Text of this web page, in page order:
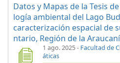
Datos y Mapas de la Tesis
logía ambiental del Lago
caracterización espacial de
ntario, Región de la
1 ago. 2025- Facultad de
áticas